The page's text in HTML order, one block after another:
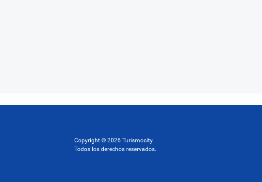
Copyright © 2026 Turismocity.
Todos los derechos reservados.